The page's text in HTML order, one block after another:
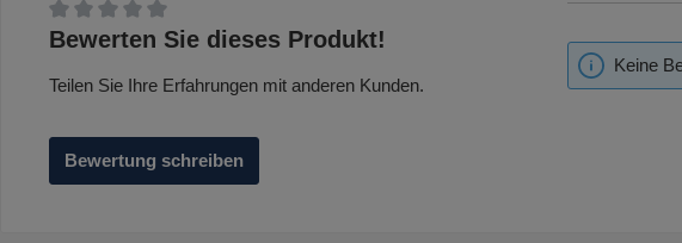
Durchschnittliche Bewertung von 0 von 5 Sternen
Bewerten Sie dieses Produkt!
Teilen Sie Ihre Erfahrungen mit anderen Kunden.
Bewertung schreiben
Keine